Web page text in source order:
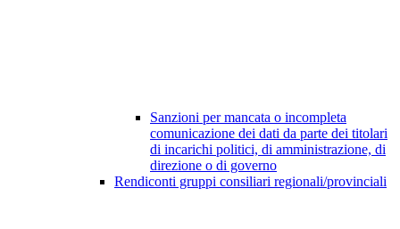
Sanzioni per mancata o incompleta
comunicazione dei dati da parte dei titolari
di incarichi politici, di amministrazione, di
direzione o di governo
Rendiconti gruppi consiliari regionali/provinciali